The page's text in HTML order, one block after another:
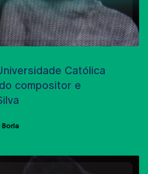
Católica
compositor e
Borla